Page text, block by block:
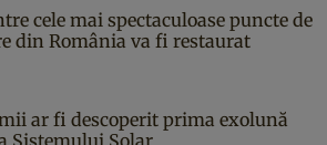
cele mai spectaculoase puncte de
din România va fi restaurat
ar fi descoperit prima exolună